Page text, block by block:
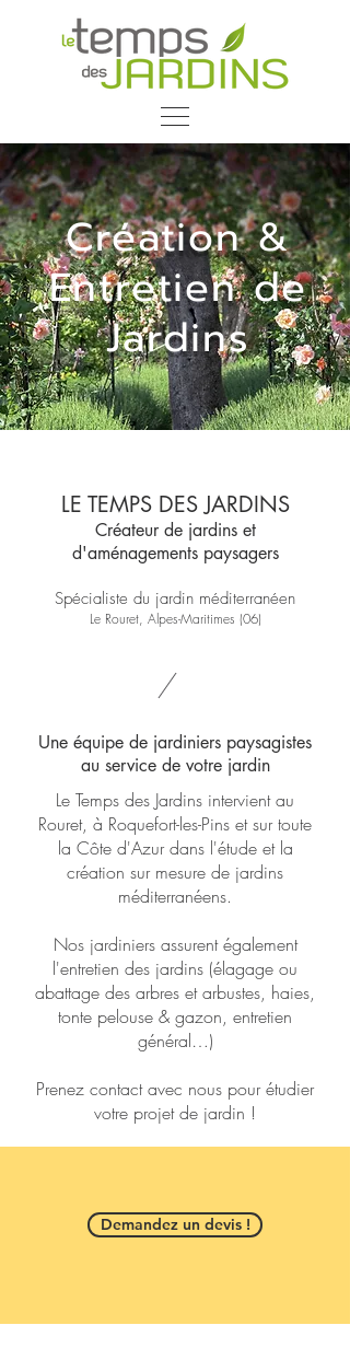
Création &
Entretien de
Jardins
LE TEMPS DES JARDINS
Créateur de jardins et
d'aménagements paysagers
Spécialiste du jardin méditerranéen
Le Rouret, Alpes-Maritimes (06)
Une équipe de jardiniers paysagistes
au service de votre jardin
Le Temps des Jardins intervient au
Rouret, à Roquefort-les-Pins et sur toute
la Côte d'Azur dans l'étude et la
création sur mesure de jardins
méditerranéens.
Nos jardiniers assurent également
l'entretien des jardins (élagage ou
abattage des arbres et arbustes, haies,
tonte pelouse & gazon, entretien
général…)
Prenez contact avec nous pour étudier
votre projet de jardin !
Demandez un devis !